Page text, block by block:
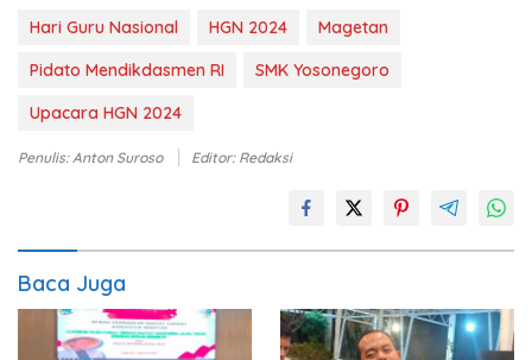
Hari Guru Nasional HGN 2024
Magetan
Pidato Mendikdasmen RI
SMK Yosonegoro
Upacara HGN 2024
Penulis: Anton Suroso Editor: Redaksi
Baca Juga